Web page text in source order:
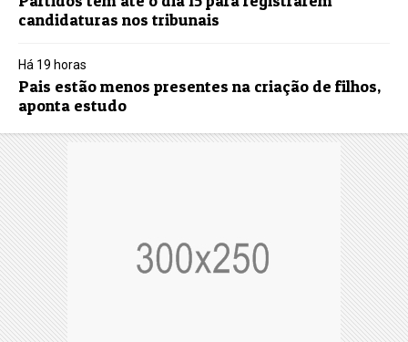
candidaturas nos tribunais
Há 19 horas
Pais estão menos presentes na criação de filhos,
aponta estudo